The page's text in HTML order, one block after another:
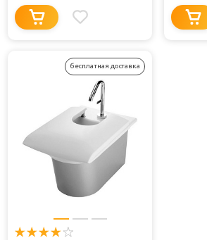
бесплатная доставка